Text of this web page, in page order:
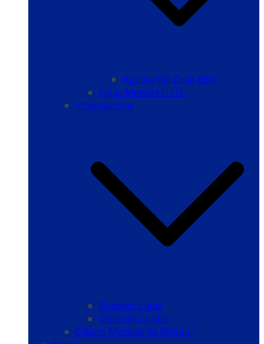
Águilas del Zulia BBC
Ligas Menores 🇻🇪
Internacional
Grandes Ligas
Serie del Caribe
Clásico Mundial de Béisbol